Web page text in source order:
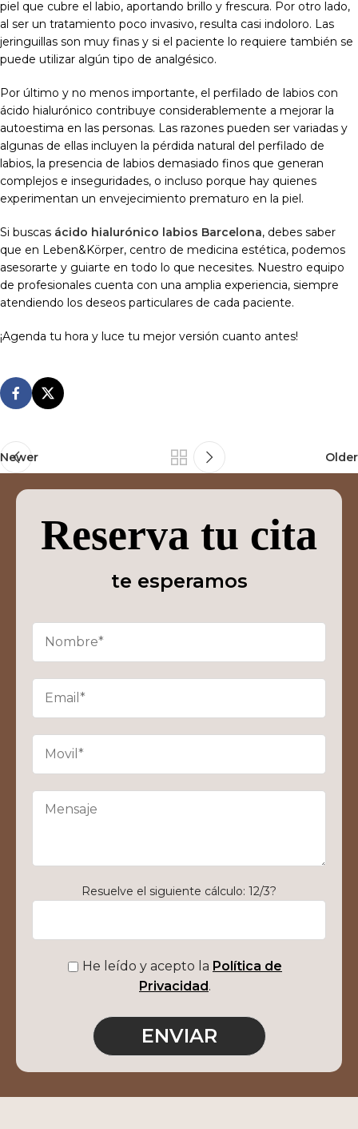
piel que cubre el labio, aportando brillo y frescura. Por otro lado,
al ser un tratamiento poco invasivo, resulta casi indoloro. Las
jeringuillas son muy finas y si el paciente lo requiere también se
puede utilizar algún tipo de analgésico.
Por último y no menos importante, el perfilado de labios con
ácido hialurónico contribuye considerablemente a mejorar la
autoestima en las personas. Las razones pueden ser variadas y
algunas de ellas incluyen la pérdida natural del perfilado de
labios, la presencia de labios demasiado finos que generan
complejos e inseguridades, o incluso porque hay quienes
experimentan un envejecimiento prematuro en la piel.
Si buscas ácido hialurónico labios Barcelona, debes saber
que en Leben&Körper, centro de medicina estética, podemos
asesorarte y guiarte en todo lo que necesites. Nuestro equipo
de profesionales cuenta con una amplia experiencia, siempre
atendiendo los deseos particulares de cada paciente.
¡Agenda tu hora y luce tu mejor versión cuanto antes!
Newer Older
Reserva tu cita
te esperamos
Resuelve el siguiente cálculo: 12/3?
He leído y acepto la Política de
Privacidad.